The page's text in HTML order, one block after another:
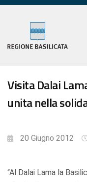
Visita Dalai
unita nella
20 Giugno 2012
“Al Dalai Lama la